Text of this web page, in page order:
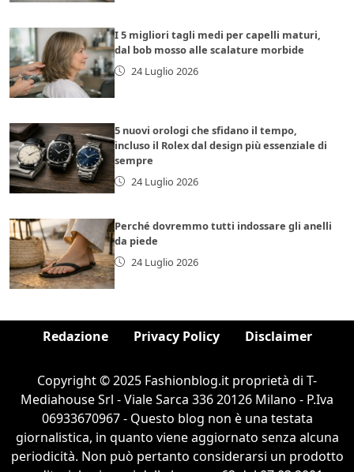
I 5 migliori tagli medi per capelli maturi,
dal bob mosso alle scalature morbide
24 Luglio 2026
5 nuovi orologi che sfidano il tempo,
incluso il Rolex dal design più essenziale di
sempre
24 Luglio 2026
Perché dovremmo tutti indossare gli anelli
da piede
24 Luglio 2026
Redazione Privacy Policy Disclaimer
Copyright © 2025 Fashionblog.it proprietà di T-
Mediahouse Srl - Viale Sarca 336 20126 Milano - P.Iva
06933670967 - Questo blog non è una testata
giornalistica, in quanto viene aggiornato senza alcuna
periodicità. Non può pertanto considerarsi un prodotto